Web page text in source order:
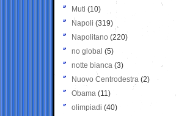
Muti (10)
Napoli (319)
Napolitano (220)
no global (5)
notte bianca (3)
Nuovo Centrodestra (2)
Obama (11)
olimpiadi (40)